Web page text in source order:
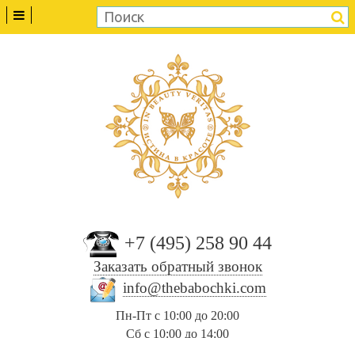
+7 (495) 258 90 44
Заказать обратный звонок
info@thebabochki.com
Пн-Пт с 10:00 до 20:00
Сб с 10:00 до 14:00